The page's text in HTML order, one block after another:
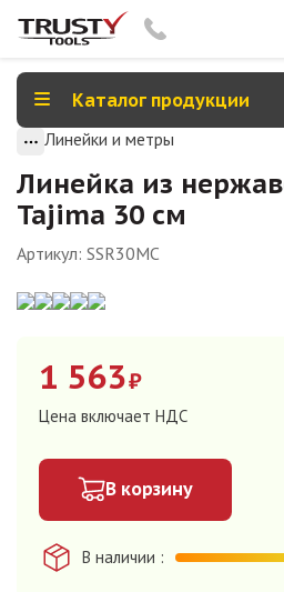
Каталог продукции
Линейки и метры
Линейка из
Tajima 30 см
Артикул: SSR30MC
1 563₽
Цена включает НДС
В корзину
В наличии